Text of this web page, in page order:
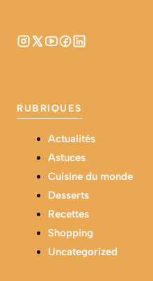
RUBRIQUES
Actualités
Astuces
Cuisine du monde
Desserts
Recettes
Shopping
Uncategorized